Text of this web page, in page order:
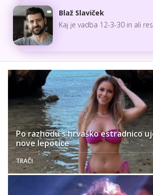
Blaž Slaviček
Kaj je vadba 12-3-30 in ali
Po razhodu s hrvaško estradnico
nove lepotice
TRAČI